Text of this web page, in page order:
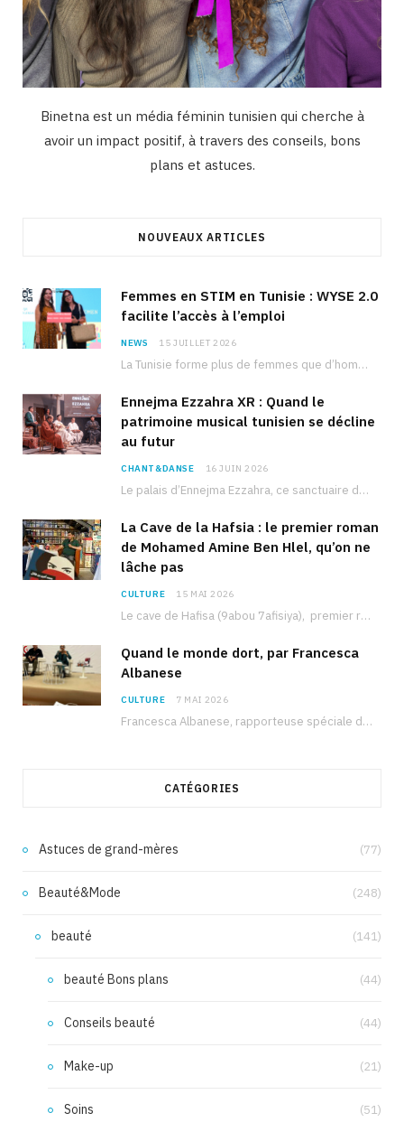
Binetna est un média féminin tunisien qui cherche à
avoir un impact positif, à travers des conseils, bons
plans et astuces.
NOUVEAUX ARTICLES
Femmes en STIM en Tunisie : WYSE 2.0
facilite l’accès à l’emploi
NEWS 15 JUILLET 2026
La Tunisie forme plus de femmes que d’hommes dans les filières scientifiques. Pourtant, pour beaucoup…
Ennejma Ezzahra XR : Quand le
patrimoine musical tunisien se décline
au futur
CHANT&DANSE 16 JUIN 2026
Le palais d’Ennejma Ezzahra, ce sanctuaire de la musique tunisienne et méditerranéenne construit par le…
La Cave de la Hafsia : le premier roman
de Mohamed Amine Ben Hlel, qu’on ne
lâche pas
CULTURE 15 MAI 2026
Le cave de Hafisa (9abou 7afisiya), premier roman du journaliste tunisien Mohamed Amine Ben Hlel,…
Quand le monde dort, par Francesca
Albanese
CULTURE 7 MAI 2026
Francesca Albanese, rapporteuse spéciale de l’ONU sur les territoires palestiniens occupés, était à Tunis pour…
CATÉGORIES
Astuces de grand-mères (77)
Beauté&Mode (248)
beauté (141)
beauté Bons plans (44)
Conseils beauté (44)
Make-up (21)
Soins (51)